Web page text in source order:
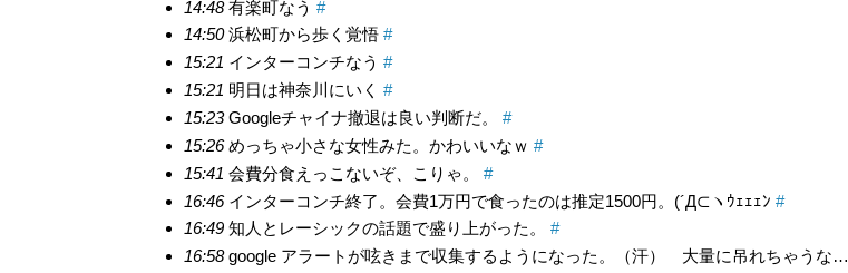
14:48有楽町なう #
14:50浜松町から歩く覚悟 #
15:21 インターコンチなう #
15:21 明日は神奈川にいく #
15:23Googleチャイナ撤退は良い判断だ。 #
15:26めっちゃ小さな女性みた。かわいいなｗ #
15:41 会費分食えっこないぞ、こりゃ。 #
16:46インターコンチ終了。会費1万円で食ったのは推定1500円。(´Д⊂ヽｳｪｪｪﾝ #
16:49知人とレーシックの話題で盛り上がった。 #
16:58google アラートが呟きまで収集するようになった。（汗） 大量に吊れちゃうな…